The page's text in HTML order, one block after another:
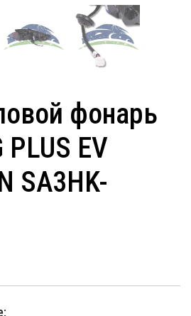
фонарь
PLUS EV
SA3HK-